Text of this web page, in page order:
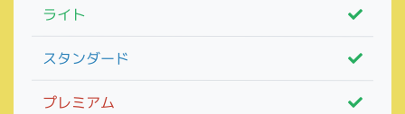
ライト
スタンダード
プレミアム